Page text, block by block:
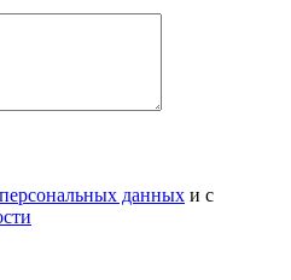
персональных данных и с